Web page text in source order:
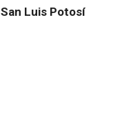
Luis Potosí